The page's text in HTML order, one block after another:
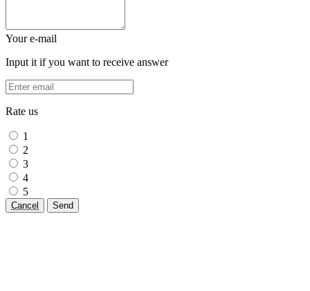
Your e-mail
Input it if you want to receive answer
Rate us
1
2
3
4
5
Cancel Send